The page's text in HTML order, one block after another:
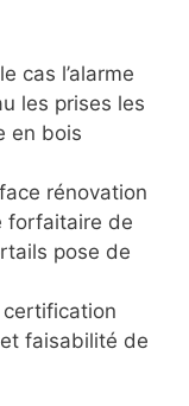
cas l’alarme
les prises les
en bois
rénovation
forfaitaire de
pose de
certification
faisabilité de